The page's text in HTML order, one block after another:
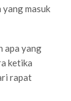
masuk
apa yang
ketika
rapat